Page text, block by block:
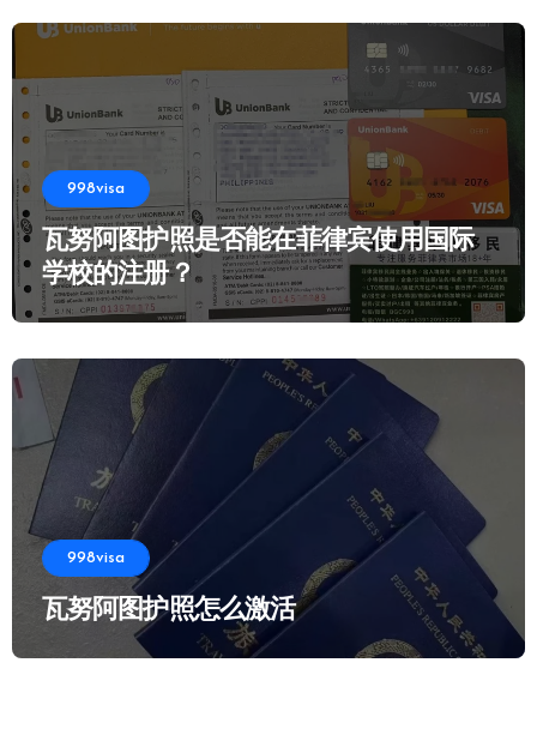
998visa
瓦努阿图护照是否能在菲律宾使用国际
学校的注册？
998visa
瓦努阿图护照怎么激活